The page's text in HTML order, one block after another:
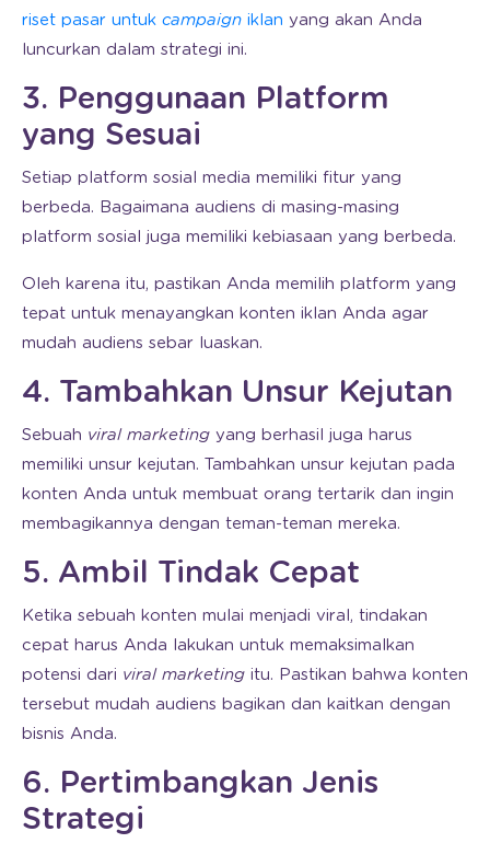
riset pasar untuk campaign iklan yang akan Anda
luncurkan dalam strategi ini.
3. Penggunaan Platform
yang Sesuai
Setiap platform sosial media memiliki fitur yang
berbeda. Bagaimana audiens di masing-masing
platform sosial juga memiliki kebiasaan yang berbeda.
Oleh karena itu, pastikan Anda memilih platform yang
tepat untuk menayangkan konten iklan Anda agar
mudah audiens sebar luaskan.
4. Tambahkan Unsur Kejutan
Sebuah viral marketing yang berhasil juga harus
memiliki unsur kejutan. Tambahkan unsur kejutan pada
konten Anda untuk membuat orang tertarik dan ingin
membagikannya dengan teman-teman mereka.
5. Ambil Tindak Cepat
Ketika sebuah konten mulai menjadi viral, tindakan
cepat harus Anda lakukan untuk memaksimalkan
potensi dari viral marketing itu. Pastikan bahwa konten
tersebut mudah audiens bagikan dan kaitkan dengan
bisnis Anda.
6. Pertimbangkan Jenis
Strategi